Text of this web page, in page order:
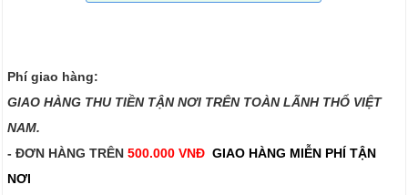
Phí giao hàng:
GIAO HÀNG THU TIỀN TẬN NƠI TRÊN TOÀN LÃNH THỔ VIỆT
NAM.​​
- ĐƠN HÀNG TRÊN500.000 VNĐ GIAO HÀNG MIỄN PHÍ TẬN
NƠI